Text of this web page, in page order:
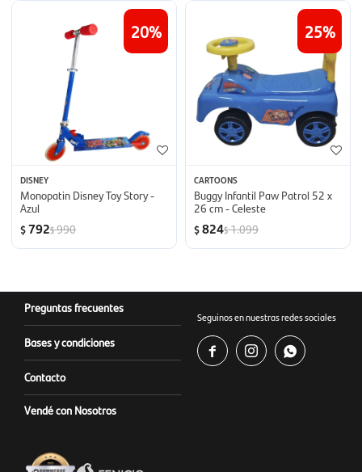
20
DISNEY
Monopatin Disney Toy Story -
Azul
$792$990
25
CARTOONS
Buggy Infantil Paw Patrol 52 x
26 cm - Celeste
$824$1.099
Preguntas frecuentes
Bases y condiciones
Contacto
Vendé con Nosotros
Seguinos en nuestras redes sociales
  